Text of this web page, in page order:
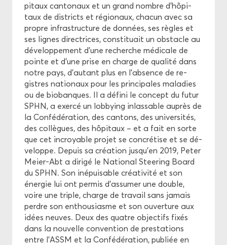
pi­taux can­to­naux et un grand nombre d’hô­pi­
taux de dis­tricts et ré­gio­naux, cha­cun avec sa
propre in­fra­struc­ture de don­nées, ses règles et
ses lignes di­rec­trices, consti­tuait un obs­tacle au
dé­ve­lop­pe­ment d'une re­cherche mé­di­cale de
pointe et d’une prise en charge de qua­li­té dans
notre pays, d’au­tant plus en l’ab­sence de re­
gistres na­tio­naux pour les prin­ci­pales ma­la­dies
ou de bio­banques. Il a dé­fi­ni le concept du futur
SPHN, a exer­cé un lob­bying in­las­sable au­près de
la Confé­dé­ra­tion, des can­tons, des uni­ver­si­tés,
des col­lègues, des hô­pi­taux – et a fait en sorte
que cet in­croyable pro­jet se concré­tise et se dé­
ve­loppe. De­puis sa créa­tion jusqu’en 2019, Peter
Meier-​Abt a di­ri­gé le Na­tio­nal Stee­ring Board
du SPHN. Son in­épui­sable créa­ti­vi­té et son
éner­gie lui ont per­mis d’as­su­mer une double,
voire une triple, charge de tra­vail sans ja­mais
perdre son en­thou­siasme et son ou­ver­ture aux
idées neuves. Deux des quatre ob­jec­tifs fixés
dans la nou­velle conven­tion de pres­ta­tions
entre l'ASSM et la Confé­dé­ra­tion, pu­bliée en